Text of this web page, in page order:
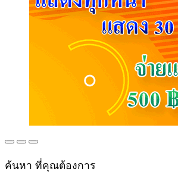
ค้นหา ที่คุณต้องการ